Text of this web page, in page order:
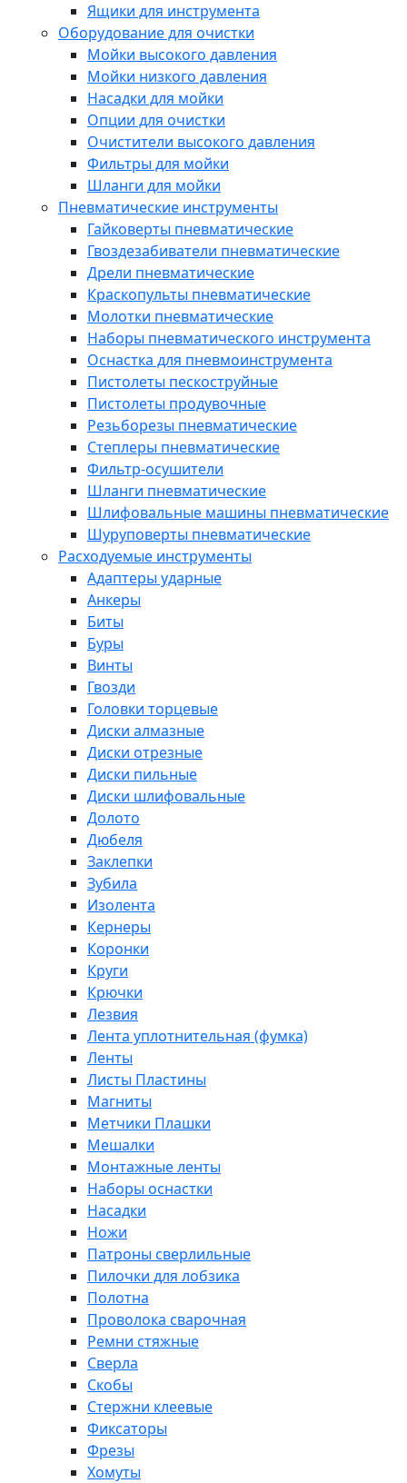
Ящики для инструмента
Оборудование для очистки
Мойки высокого давления
Мойки низкого давления
Насадки для мойки
Опции для очистки
Очистители высокого давления
Фильтры для мойки
Шланги для мойки
Пневматические инструменты
Гайковерты пневматические
Гвоздезабиватели пневматические
Дрели пневматические
Краскопульты пневматические
Молотки пневматические
Наборы пневматического инструмента
Оснастка для пневмоинструмента
Пистолеты пескоструйные
Пистолеты продувочные
Резьборезы пневматические
Степлеры пневматические
Фильтр-осушители
Шланги пневматические
Шлифовальные машины пневматические
Шуруповерты пневматические
Расходуемые инструменты
Адаптеры ударные
Анкеры
Биты
Буры
Винты
Гвозди
Головки торцевые
Диски алмазные
Диски отрезные
Диски пильные
Диски шлифовальные
Долото
Дюбеля
Заклепки
Зубила
Изолента
Кернеры
Коронки
Круги
Крючки
Лезвия
Лента уплотнительная (фумка)
Ленты
Листы Пластины
Магниты
Метчики Плашки
Мешалки
Монтажные ленты
Наборы оснастки
Насадки
Ножи
Патроны сверлильные
Пилочки для лобзика
Полотна
Проволока сварочная
Ремни стяжные
Сверла
Скобы
Стержни клеевые
Фиксаторы
Фрезы
Хомуты